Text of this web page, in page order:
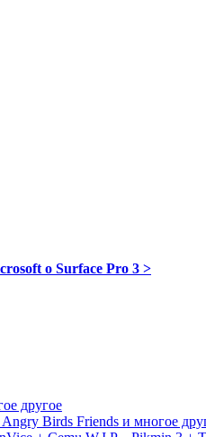
о Surface Pro 3 >
другое
Birds Friends и многое